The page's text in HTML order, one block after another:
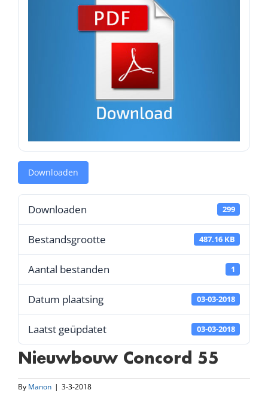
Downloaden
Downloaden 299
Bestandsgrootte 487.16 KB
Aantal bestanden 1
Datum plaatsing 03-03-2018
Laatst geüpdatet 03-03-2018
Nieuwbouw Concord 55
By Manon | 3-3-2018